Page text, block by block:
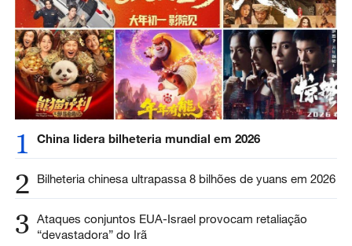
1 China lidera bilheteria mundial em 2026
2 Bilheteria chinesa ultrapassa 8 bilhões de yuans em 2026
3 Ataques conjuntos EUA-Israel provocam retaliação
“devastadora” do Irã